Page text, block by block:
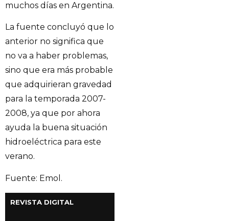
muchos días en Argentina.
La fuente concluyó que lo
anterior no significa que
no va a haber problemas,
sino que era más probable
que adquirieran gravedad
para la temporada 2007-
2008, ya que por ahora
ayuda la buena situación
hidroeléctrica para este
verano.
Fuente: Emol.
REVISTA DIGITAL